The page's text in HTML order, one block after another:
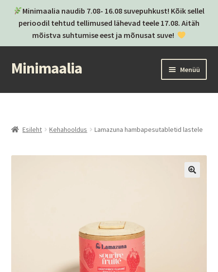
Minimaalia naudib 7.08- 16.08 suvepuhkust! Kõik sellel
perioodil tehtud tellimused lähevad teele 17.08. Aitäh
mõistva suhtumise eest ja mõnusat suve!
Liigu
navigeerimisele
Liigu
sisu
Minimaalia Menüü
Kassa
Ava
Esileht Kehahooldus Lamazuna hambapesutabletid lastele